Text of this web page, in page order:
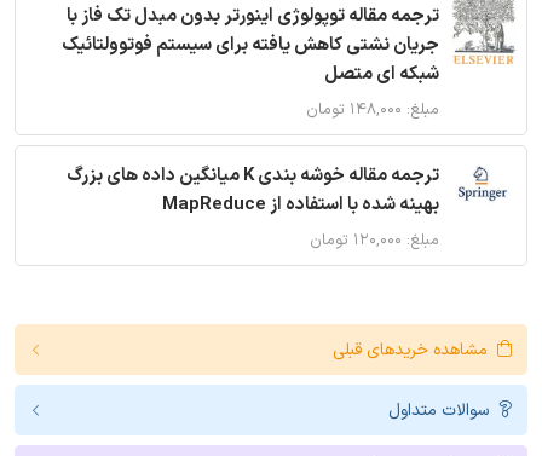
ترجمه مقاله توپولوژی اینورتر بدون مبدل تک فاز با
جریان نشتی کاهش یافته برای سیستم فوتوولتائیک
شبکه ای متصل
مبلغ: ۱۴۸,۰۰۰ تومان
ترجمه مقاله خوشه بندی K میانگین داده های بزرگ
بهینه شده با استفاده از MapReduce
مبلغ: ۱۲۰,۰۰۰ تومان
مشاهده خریدهای قبلی
سوالات متداول